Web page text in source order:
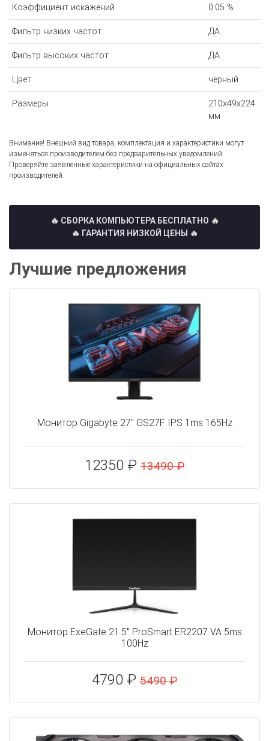
Коэффициент искажений 0.05 %
Фильтр низких частот ДА
Фильтр высоких частот ДА
Цвет черный
Размеры
210x49x224
мм
Внимание! Внешний вид товара, комплектация и характеристики могут
изменяться производителем без предварительных уведомлений.
Проверяйте заявленные характеристики на официальных сайтах
производителей.
🔥 СБОРКА КОМПЬЮТЕРА БЕСПЛАТНО 🔥
🔥 ГАРАНТИЯ НИЗКОЙ ЦЕНЫ 🔥
Лучшие предложения
Монитор Gigabyte 27" GS27F IPS 1ms 165Hz
12350 ₽ 13490 ₽
Монитор ExeGate 21.5" ProSmart ER2207 VA 5ms
100Hz
4790 ₽ 5490 ₽